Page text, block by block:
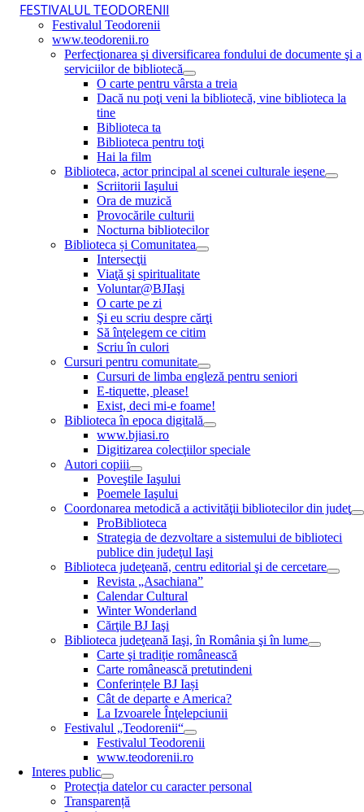
FESTIVALUL TEODORENII
Festivalul Teodorenii
www.teodorenii.ro
Perfecţionarea şi diversificarea fondului de documente şi a
serviciilor de bibliotecă
O carte pentru vârsta a treia
Dacă nu poţi veni la bibliotecă, vine biblioteca la
tine
Biblioteca ta
Biblioteca pentru toţi
Hai la film
Biblioteca, actor principal al scenei culturale ieşene
Scriitorii Iaşului
Ora de muzică
Provocările culturii
Nocturna bibliotecilor
Biblioteca și Comunitatea
Intersecţii
Viaţă şi spiritualitate
Voluntar@BJIaşi
O carte pe zi
Şi eu scriu despre cărţi
Să înţelegem ce citim
Scriu în culori
Cursuri pentru comunitate
Cursuri de limba engleză pentru seniori
E-tiquette, please!
Exist, deci mi-e foame!
Biblioteca în epoca digitală
www.bjiasi.ro
Digitizarea colecţiilor speciale
Autori copiii
Poveştile Iaşului
Poemele Iaşului
Coordonarea metodică a activităţii bibliotecilor din judeţ
ProBiblioteca
Strategia de dezvoltare a sistemului de biblioteci
publice din judeţul Iaşi
Biblioteca judeţeană, centru editorial şi de cercetare
Revista „Asachiana”
Calendar Cultural
Winter Wonderland
Cărţile BJ Iaşi
Biblioteca judeţeană Iaşi, în România şi în lume
Carte şi tradiţie românească
Carte românească pretutindeni
Conferințele BJ Iași
Cât de departe e America?
La Izvoarele Înţelepciunii
Festivalul „Teodorenii“
Festivalul Teodorenii
www.teodorenii.ro
Interes public
Protecția datelor cu caracter personal
Transparență